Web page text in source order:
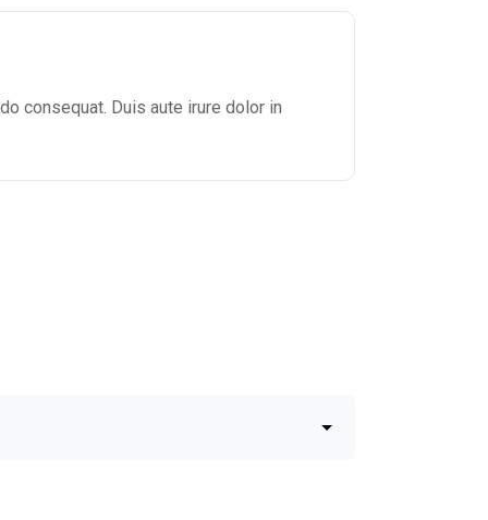
5
consequat. Duis aute irure dolor in